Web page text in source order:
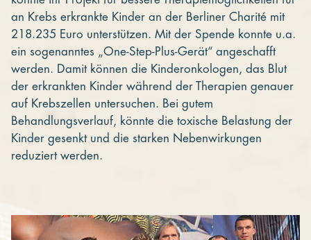
an Krebs erkrankte Kinder an der Berliner Charité mit
218.235 Euro unterstützen. Mit der Spende konnte u.a.
ein sogenanntes „One-Step-Plus-Gerät“ angeschafft
werden. Damit können die Kinderonkologen, das Blut
der erkrankten Kinder während der Therapien genauer
auf Krebszellen untersuchen. Bei gutem
Behandlungsverlauf, könnte die toxische Belastung der
Kinder gesenkt und die starken Nebenwirkungen
reduziert werden.